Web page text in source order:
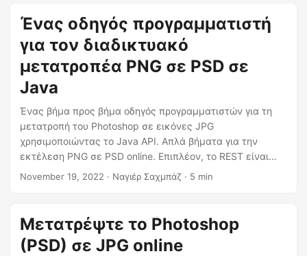
Ένας οδηγός προγραμματιστή
για τον διαδικτυακό
μετατροπέα PNG σε PSD σε
Java
Ένας βήμα προς βήμα οδηγός προγραμματιστών για τη
μετατροπή του Photoshop σε εικόνες JPG
χρησιμοποιώντας το Java API. Απλά βήματα για την
εκτέλεση PNG σε PSD online. Επιπλέον, το REST είναι
τόσο ισχυρό που μπορείτε επίσης να το χρησιμοποιήσετε
November 19, 2022 · Ναγιέρ Σαχμπάζ · 5 min
Μετατρέψτε το Photoshop
(PSD) σε JPG online